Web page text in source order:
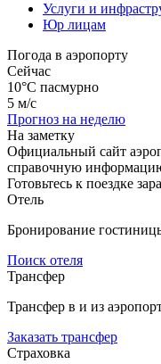
Услуги и
Юр лицам
Погода в аэропорту
Сейчас
10°C пасмурно
5 м/с
Прогноз на неделю
На заметку
Официальный сайт
справочную
Готовьтесь к поездке
Отель
Бронирование
Поиск отеля
Трансфер
Трансфер в и из
Заказать трансфер
Страховка